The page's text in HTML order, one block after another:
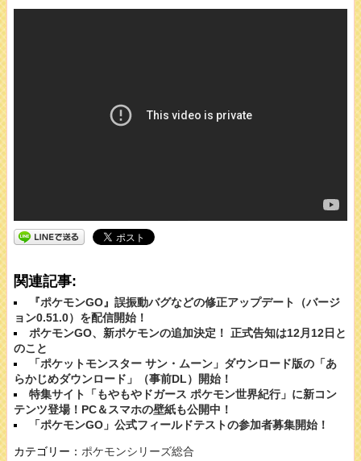
関連記事:
『ポケモンGO』誤振動バグなどの修正アップデート（バージ
ョン0.51.0）を配信開始！
ポケモンGO、新ポケモンの追加決定！ 正式告知は12月12日と
のこと
「ポケットモンスター サン・ムーン」ダウンロード版の「あ
らかじめダウンロード」（事前DL）開始！
特集サイト「もやもやドガース ポケモン世界紀行」に新コン
テンツ登場！PC＆スマホの壁紙も公開中！
「ポケモンGO」公式フィールドテストの参加者募集開始！
カテゴリー： ポケモンシリーズ総合